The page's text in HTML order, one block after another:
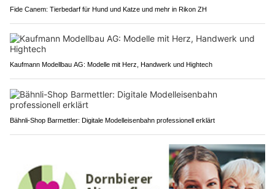
Fide Canem: Tierbedarf für Hund und Katze und mehr in Rikon ZH
Kaufmann Modellbau AG: Modelle mit Herz, Handwerk und Hightech
Bähnli-Shop Barmettler: Digitale Modelleisenbahn professionell erklärt